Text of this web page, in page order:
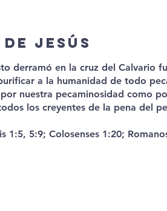
Jesús
derramó en la cruz del Calvario
a la humanidad de todo
nuestra pecaminosidad como
los creyentes de la pena del
1:5, 5:9; Colosenses 1:20;